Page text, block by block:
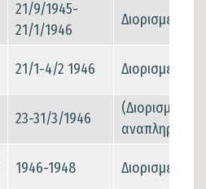
21/9/1945-
21/1/1946
Διορισμένος
21/1-4/2 1946 Διορισμένος
23-31/3/1946
(Διορισμένος
αναπληρωτής)
1946-1948 Διορισμένος